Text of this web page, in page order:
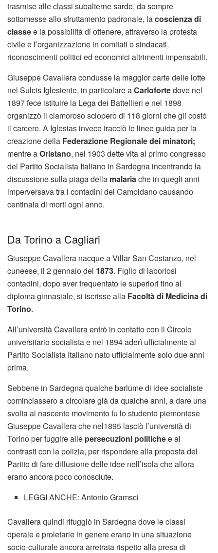
trasmise alle classi subalterne sarde, da sempre
sottomesse allo sfruttamento padronale, lacoscienza di
classee la possibilità di ottenere, attraverso la protesta
civile e l’organizzazione in comitati o sindacati,
riconoscimenti politici ed economici altrimenti impensabili.
Giuseppe Cavallera condusse la maggior parte delle lotte
nel Sulcis Iglesiente, in particolare aCarlofortedove nel
1897 fece istituire la Lega dei Battellieri e nel 1898
organizzò il clamoroso sciopero di 118 giorni che gli costò
il carcere. A Iglesias invece tracciò le linee guida per la
creazione della Federazione Regionale dei minatori;
mentre aOristano, nel 1903 dette vita al primo congresso
del Partito Socialista Italiano in Sardegna incentrando la
discussione sulla piaga della malariache in quegli anni
imperversava tra i contadini del Campidano causando
centinaia di morti ogni anno.
Da Torino a Cagliari
Giuseppe Cavallera nacque a Villar San Costanzo, nel
cuneese, il 2 gennaio del 1873. Figlio di laboriosi
contadini, dopo aver frequentato le superiori fino al
diploma ginnasiale, si iscrisse alla Facoltà di Medicina di
Torino.
All’università Cavallera entrò in contatto con il Circolo
universitario socialista e nel 1894 aderì ufficialmente al
Partito Socialista Italiano nato ufficialmente solo due anni
prima.
Sebbene in Sardegna qualche barlume di idee socialiste
cominciassero a circolare già da qualche anni, a dare una
svolta al nascente movimento fu lo studente piemontese
Giuseppe Cavallera che nel1895 lasciò l’università di
Torino per fuggire alle persecuzioni politichee ai
contrasti con la polizia, per rispondere alla proposta del
Partito di fare diffusione delle idee nell’isola che allora
erano ancora poco conosciute.
LEGGI ANCHE: Antonio Gramsci
Cavallera quindi rifuggiò in Sardegna dove le classi
operaie e proletarie in genere erano in una situazione
socio-culturale ancora arretrata rispetto alla presa di